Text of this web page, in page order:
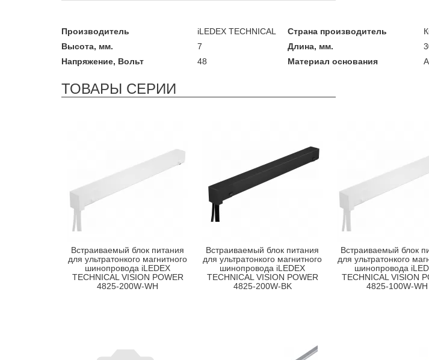
Производитель iLEDEX TECHNICAL Страна производитель
Высота, мм.
7 Длина, мм.
Напряжение, Вольт
48 Материал основания
ТОВАРЫ СЕРИИ
Встраиваемый блок питания
для ультратонкого магнитного
шинопровода iLEDEX
TECHNICAL VISION POWER
4825-200W-WH
Встраиваемый блок питания
для ультратонкого магнитного
шинопровода iLEDEX
TECHNICAL VISION POWER
4825-200W-BK
Встраиваемый блок
для ультратонкого
шинопровода
TECHNICAL VISION
4825-100W-WH